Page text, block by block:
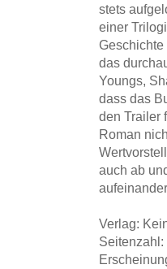
stets
einer
das
Youngs,
dass das
den Trailer
Roman
auch ab
Verlag:
Seitenzahl: